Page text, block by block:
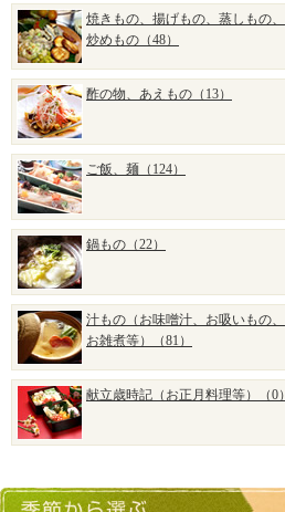
焼きもの、揚げもの、蒸しもの、
炒めもの（48）
酢の物、あえもの（13）
ご飯、麺（124）
鍋もの（22）
汁もの（お味噌汁、お吸いもの、
お雑煮等）（81）
献立歳時記（お正月料理等）（0）